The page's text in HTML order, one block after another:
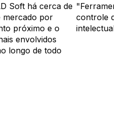
Soft há cerca de
mercado por
próximo e o
envolvidos
longo de todo
controle